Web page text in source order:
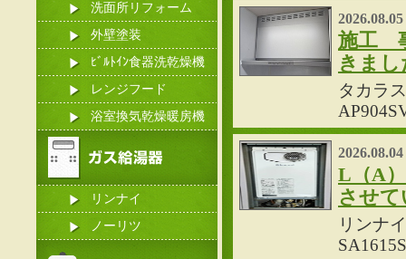
洗面所リフォーム
外壁塗装
ﾋﾞﾙﾄｲﾝ食器洗乾燥機
レンジフード
浴室換気乾燥暖房機
リンナイ
ノーリツ
2026.08.05
施工
きまし
タカラ
2026.08.04
L（A
させ
リンナ